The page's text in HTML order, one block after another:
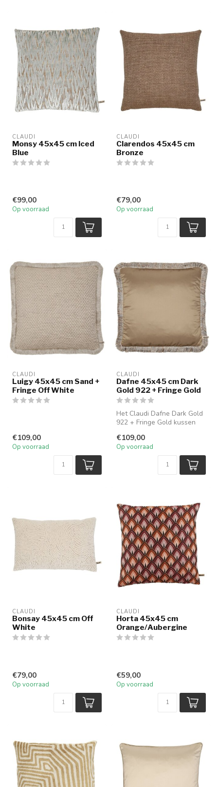
CLAUDI
Monsy 45x45 cm Iced
Blue
€99,00
Op voorraad
CLAUDI
Clarendos 45x45 cm
Bronze
€79,00
Op voorraad
CLAUDI
Luigy 45x45 cm Sand +
Fringe Off White
€109,00
Op voorraad
CLAUDI
Dafne 45x45 cm Dark
Gold 922 + Fringe Gold
Het Claudi Dafne Dark Gold
922 + Fringe Gold kussen
...
€109,00
Op voorraad
CLAUDI
Bonsay 45x45 cm Off
White
€79,00
Op voorraad
CLAUDI
Horta 45x45 cm
Orange/Aubergine
€59,00
Op voorraad